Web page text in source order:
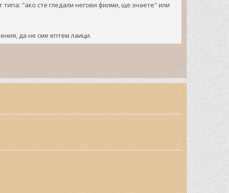
"ако сте гледали негови филми, ще знаете" или
да не сме ептем лаици.
T
o
p